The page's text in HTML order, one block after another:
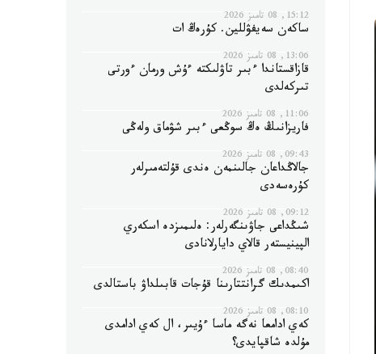
15:12, 08 تامىز 2026
ساكەن سەيفۋللين. كۇرەڭ ات
13:06, 08 تامىز 2026
قازاقستاندا ءبىر تاۋلىكتە ءۇش ورمان ءورتى
تىركەلدى
11:06, 08 تامىز 2026
فاريزانىڭ ەڭ سوڭعى ءبىر شۋماق ولەڭى
09:43, 08 تامىز 2026
جالاڭداعان جالىنمەن ەندى قۇلتەمىرلەر
كۇرەسەدى
09:12, 08 تامىز 2026
شىڭداعى جاۋىنگەرلەر: ەلىمىزدە اسكەري
الپينيستەر قالاي دايارلانادى
08:40, 08 تامىز 2026
اكىمدىك گرانتتارىنا قۇجات قابىلداۋ باستالدى
08:10, 08 تامىز 2026
كەي ادامعا نەگە ماسا ءۇيىر، ال كەي ادامدى
مۇلدە شاقپايدى؟